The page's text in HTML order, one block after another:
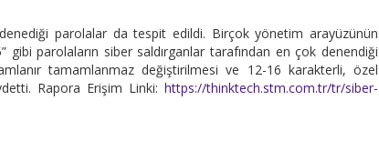
parolalar da tespit edildi. Birçok yönetim arayüzünün
parolaların siber saldırganlar tarafından en çok denendiği
tamamlanmaz değiştirilmesi ve 12-16 karakterli, özel
Rapora Erişim Linki:https://thinktech.stm.com.tr/tr/siber-